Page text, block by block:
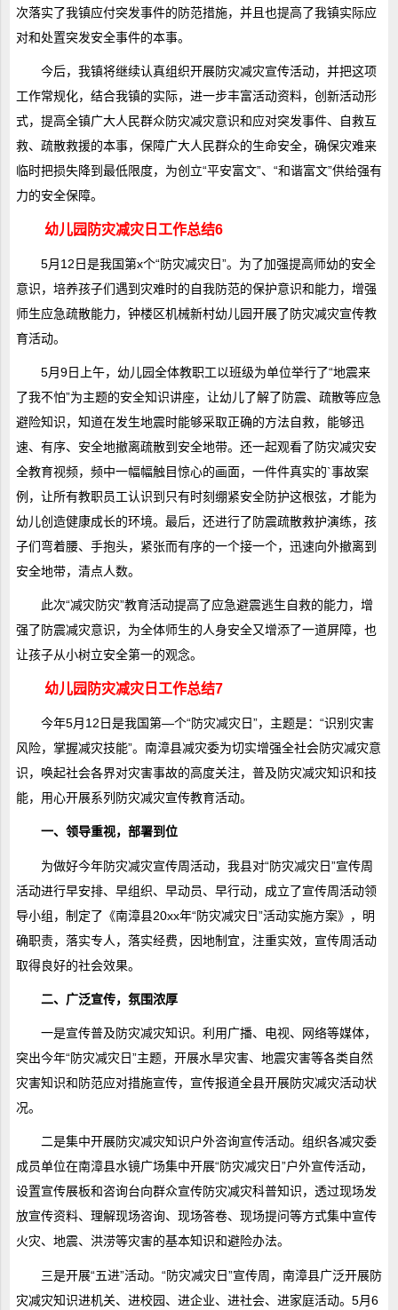
次落实了我镇应付突发事件的防范措施，并且也提高了我镇实际应
对和处置突发安全事件的本事。
今后，我镇将继续认真组织开展防灾减灾宣传活动，并把这项
工作常规化，结合我镇的实际，进一步丰富活动资料，创新活动形
式，提高全镇广大人民群众防灾减灾意识和应对突发事件、自救互
救、疏散救援的本事，保障广大人民群众的生命安全，确保灾难来
临时把损失降到最低限度，为创立“平安富文”、“和谐富文”供给强有
力的安全保障。
幼儿园防灾减灾日工作总结6
5月12日是我国第x个“防灾减灾日”。为了加强提高师幼的安全
意识，培养孩子们遇到灾难时的自我防范的保护意识和能力，增强
师生应急疏散能力，钟楼区机械新村幼儿园开展了防灾减灾宣传教
育活动。
5月9日上午，幼儿园全体教职工以班级为单位举行了“地震来
了我不怕”为主题的安全知识讲座，让幼儿了解了防震、疏散等应急
避险知识，知道在发生地震时能够采取正确的方法自救，能够迅
速、有序、安全地撤离疏散到安全地带。还一起观看了防灾减灾安
全教育视频，频中一幅幅触目惊心的画面，一件件真实的`事故案
例，让所有教职员工认识到只有时刻绷紧安全防护这根弦，才能为
幼儿创造健康成长的环境。最后，还进行了防震疏散救护演练，孩
子们弯着腰、手抱头，紧张而有序的一个接一个，迅速向外撤离到
安全地带，清点人数。
此次“减灾防灾”教育活动提高了应急避震逃生自救的能力，增
强了防震减灾意识，为全体师生的人身安全又增添了一道屏障，也
让孩子从小树立安全第一的观念。
幼儿园防灾减灾日工作总结7
今年5月12日是我国第—个“防灾减灾日”，主题是：“识别灾害
风险，掌握减灾技能”。南漳县减灾委为切实增强全社会防灾减灾意
识，唤起社会各界对灾害事故的高度关注，普及防灾减灾知识和技
能，用心开展系列防灾减灾宣传教育活动。
一、领导重视，部署到位
为做好今年防灾减灾宣传周活动，我县对“防灾减灾日”宣传周
活动进行早安排、早组织、早动员、早行动，成立了宣传周活动领
导小组，制定了《南漳县20xx年“防灾减灾日”活动实施方案》，明
确职责，落实专人，落实经费，因地制宜，注重实效，宣传周活动
取得良好的社会效果。
二、广泛宣传，氛围浓厚
一是宣传普及防灾减灾知识。利用广播、电视、网络等媒体，
突出今年“防灾减灾日”主题，开展水旱灾害、地震灾害等各类自然
灾害知识和防范应对措施宣传，宣传报道全县开展防灾减灾活动状
况。
二是集中开展防灾减灾知识户外咨询宣传活动。组织各减灾委
成员单位在南漳县水镜广场集中开展“防灾减灾日”户外宣传活动，
设置宣传展板和咨询台向群众宣传防灾减灾科普知识，透过现场发
放宣传资料、理解现场咨询、现场答卷、现场提问等方式集中宣传
火灾、地震、洪涝等灾害的基本知识和避险办法。
三是开展“五进”活动。“防灾减灾日”宣传周，南漳县广泛开展防
灾减灾知识进机关、进校园、进企业、进社会、进家庭活动。5月6